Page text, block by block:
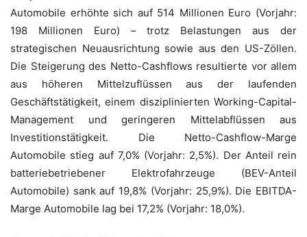
Automobile erhöhte sich auf 514 Millionen Euro (Vorjahr:
198 Millionen Euro) – trotz Belastungen aus der
strategischen Neuausrichtung sowie aus den US-Zöllen.
Die Steigerung des Netto-Cashflows resultierte vor allem
aus höheren Mittelzuflüssen aus der laufenden
Geschäftstätigkeit, einem disziplinierten Working-Capital-
Management und geringeren Mittelabflüssen aus
Investitionstätigkeit. Die Netto-Cashflow-Marge
Automobile stieg auf 7,0% (Vorjahr: 2,5%). Der Anteil rein
batteriebetriebener Elektrofahrzeuge (BEV-Anteil
Automobile) sank auf 19,8% (Vorjahr: 25,9%). Die EBITDA-
Marge Automobile lag bei 17,2% (Vorjahr: 18,0%).